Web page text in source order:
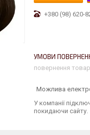
+380 (98) 620-
повернення
У компанії
покидаючи сайту.